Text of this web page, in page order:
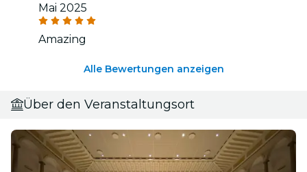
Mai 2025
Amazing
Alle Bewertungen anzeigen
Über den Veranstaltungsort